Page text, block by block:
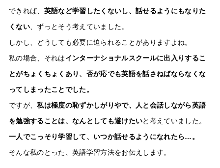
できれば、 英語など学習したくないし、話せるようにもなりた
くない、ずっとそう考えていました。
しかし、どうしても必要に迫られることがありますよね。
私の場合、それは インターナショナルスクールに出入りするこ
とがちょくちょくあり、否が応でも英語を話さねばならなくな
ってしまったことでした。
ですが、私は極度の恥ずかしがりやで、人と会話しながら英語
を勉強することは、なんとしても避けたいと考えていました。
一人でこっそり学習して、いつか話せるようになれたら…。
そんな私のとった、英語学習方法をお伝えします。